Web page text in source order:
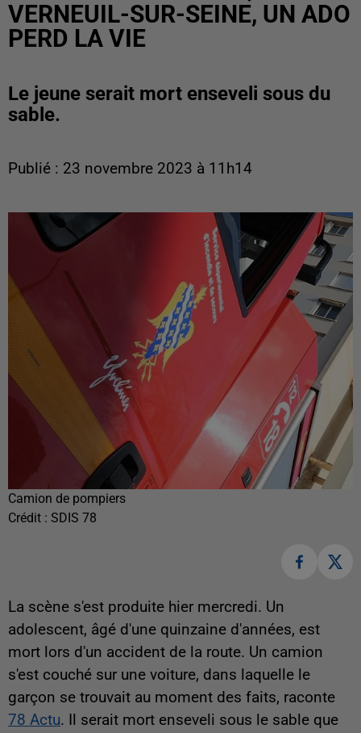
VERNEUIL-SUR-SEINE, UN ADO
PERD LA VIE
Le jeune serait mort enseveli sous du
sable.
Publié : 23 novembre 2023 à 11h14
Camion de pompiers
Crédit : SDIS 78
La scène s'est produite hier mercredi. Un
adolescent, âgé d'une quinzaine d'années, est
mort lors d'un accident de la route. Un camion
s'est couché sur une voiture, dans laquelle le
garçon se trouvait au moment des faits, raconte
78 Actu. Il serait mort enseveli sous le sable que